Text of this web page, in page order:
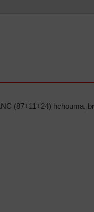
(87+11+24) hchouma,